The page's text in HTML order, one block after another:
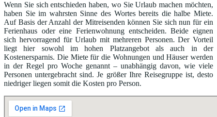
Wenn Sie sich entschieden haben, wo Sie Urlaub machen möchten,
haben Sie im wahrsten Sinne des Wortes bereits die halbe Miete.
Auf Basis der Anzahl der Mitreisenden können Sie sich nun für ein
Ferienhaus oder eine Ferienwohnung entscheiden. Beide eignen
sich hervorragend für Urlaub mit mehreren Personen. Der Vorteil
liegt hier sowohl im hohen Platzangebot als auch in der
Kostenersparnis. Die Miete für die Wohnungen und Häuser werden
in der Regel pro Woche genannt – unabhängig davon, wie viele
Personen untergebracht sind. Je größer Ihre Reisegruppe ist, desto
niedriger liegen somit die Kosten pro Person.